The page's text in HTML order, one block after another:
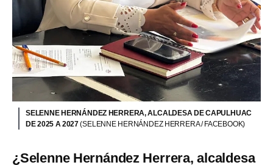
SELENNE HERNÁNDEZ HERRERA, ALCALDESA DE CAPULHUAC
DE 2025 A 2027(SELENNE HERNÁNDEZ HERRERA / FACEBOOK)
¿Selenne Hernández Herrera, alcaldesa